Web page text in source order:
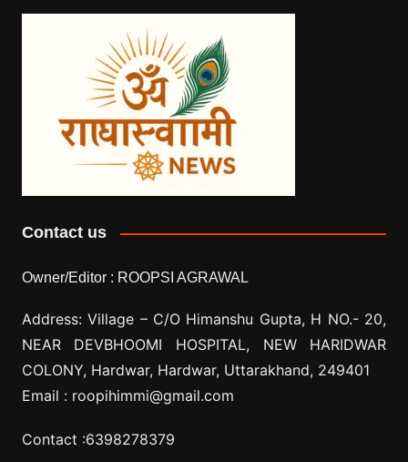
Contact us
Owner/Editor : ROOPSI AGRAWAL
Address: Village – C/O Himanshu Gupta, H NO.- 20,
NEAR DEVBHOOMI HOSPITAL, NEW HARIDWAR
COLONY, Hardwar, Hardwar, Uttarakhand, 249401
Email : roopihimmi@gmail.com
Contact :6398278379